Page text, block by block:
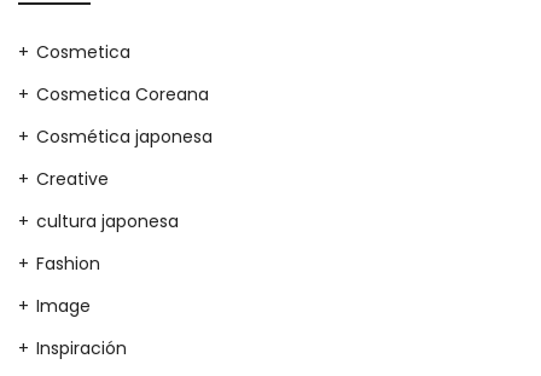
Cosmetica
Cosmetica Coreana
Cosmética japonesa
Creative
cultura japonesa
Fashion
Image
Inspiración